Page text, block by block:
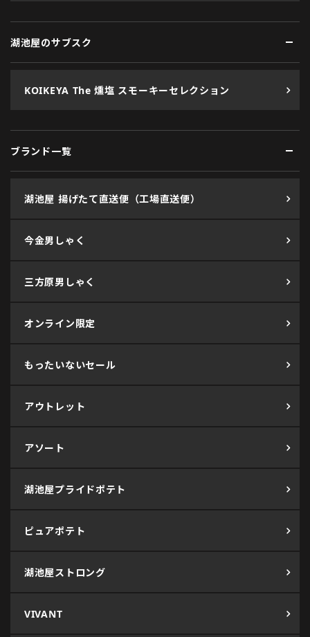
湖池屋のサブスク
KOIKEYA The 燻塩 スモーキーセレクション
ブランド一覧
湖池屋 揚げたて直送便（工場直送便）
今金男しゃく
三方原男しゃく
オンライン限定
もったいないセール
アウトレット
アソート
湖池屋プライドポテト
ピュアポテト
湖池屋ストロング
VIVANT